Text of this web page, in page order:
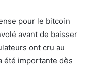
pour le bitcoin
avant de baisser
ont cru au
été importante dès